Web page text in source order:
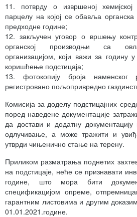
11. потврду о извршеној
парцелу на којој се обавља
предходне године;
12. закључен уговор о вршењу
органској производњи са
организацијом, који важи за годину
коришћење подстицаја;
13. фотокопију броја
регистровано пољопривредно
Комисија за доделу подстицајних
поред наведене документације
да достави и додатну
одлучивање, а може тражити и
утврди чињенично стање на терену.
Приликом разматрања поднетих
на подстицаје, неће се признавати
године, што мора бити
спецификацијом опреме,
гарантним листовима и другим
01.01.2021.године.